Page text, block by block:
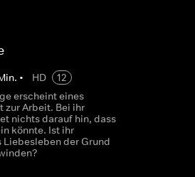
• HD
12
erscheint eines
zur Arbeit. Bei ihr
nichts darauf hin, dass
könnte. Ist ihr
der Grund